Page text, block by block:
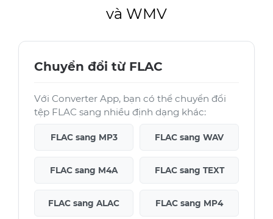
và WMV
Chuyển đổi từ FLAC
Với Converter App, bạn có thể chuyển đổi
tệp FLAC sang nhiều định dạng khác:
FLAC sang MP3 FLAC sang WAV
FLAC sang M4A FLAC sang TEXT
FLAC sang ALAC FLAC sang MP4